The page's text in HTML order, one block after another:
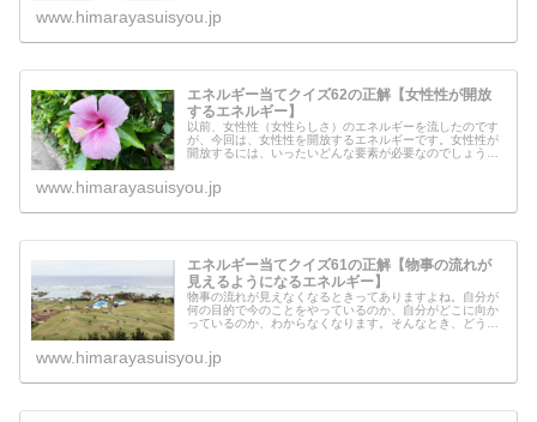
メッセージもあるようです。上から...
www.himarayasuisyou.jp
エネルギー当てクイズ62の正解【女性性が開放
するエネルギー】
以前、女性性（女性らしさ）のエネルギーを流したのです
が、今回は、女性性を開放するエネルギーです。女性性が
開放するには、いったいどんな要素が必要なのでしょう
エネルギーをアレンジしてみました。...
www.himarayasuisyou.jp
エネルギー当てクイズ61の正解【物事の流れが
見えるようになるエネルギー】
物事の流れが見えなくなるときってありますよね。自分が
何の目的で今のことをやっているのか、自分がどこに向か
っているのか、わからなくなります。そんなとき、どうす
事の流れがよく見ることができるよ...
www.himarayasuisyou.jp